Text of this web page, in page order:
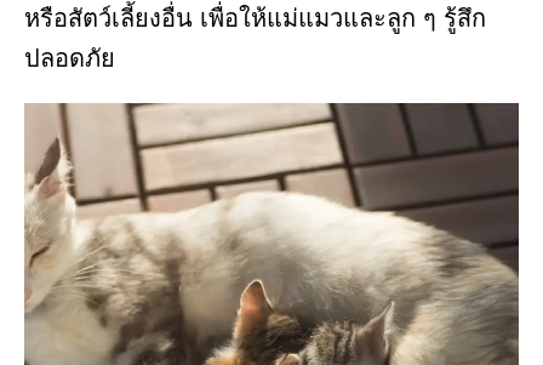
หรือสัตว์เลี้ยงอื่น เพื่อให้แม่แมวและลูก ๆ รู้สึก
ปลอดภัย